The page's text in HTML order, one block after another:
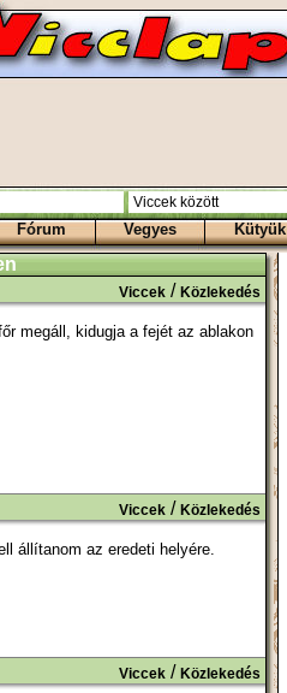
Fórum Vegyes Kütyük
Viccek/ Közlekedés
megáll, kidugja a fejét az ablakon
Viccek/ Közlekedés
állítanom az eredeti helyére.
Viccek/ Közlekedés